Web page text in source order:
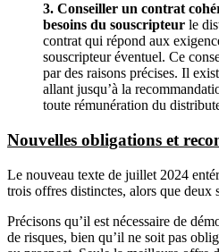
3. Conseiller un contrat
besoins du souscripteur le
contrat qui répond aux
souscripteur éventuel. Ce
par des raisons précises. Il
allant jusqu’à la
toute rémunération du
Nouvelles obligations et
Le nouveau texte de juillet 2024
trois offres distinctes, alors que deux
Précisons qu’il est nécessaire de
de risques, bien qu’il ne soit pas